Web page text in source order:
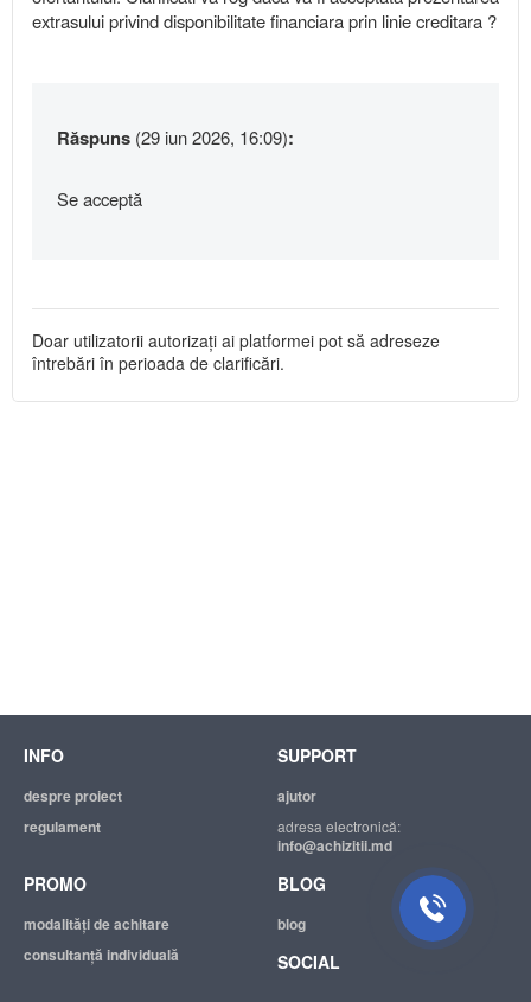
Suport tehnic
Suntem mereu bucuroși să Vă
extrasului privind disponibilitate financiara prin linie creditara ?
Răspuns (29 iun 2026, 16:09):
Se acceptă
Doar utilizatorii autorizați ai platformei pot să adreseze
întrebări în perioada de clarificări.
INFO
despre proiect
regulament
SUPPORT
ajutor
adresa electronică:
info@achizitii.md
PROMO
modalităţi de achitare
consultanță individuală
BLOG
blog
SOCIAL